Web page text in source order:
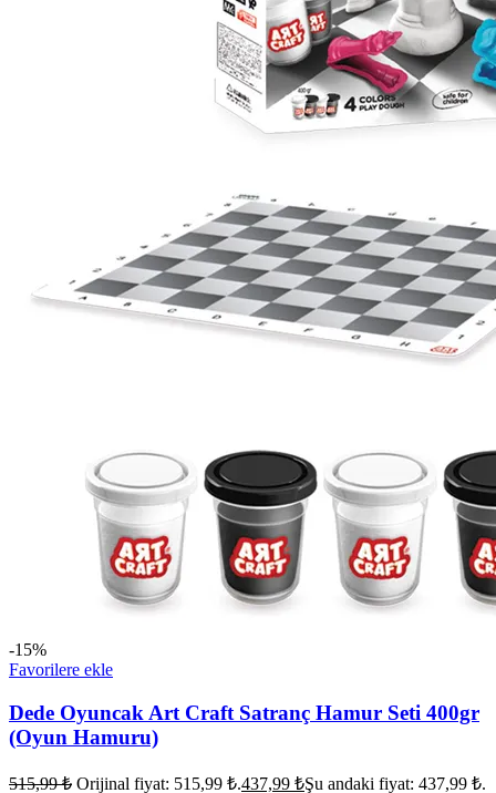
-15%
Favorilere ekle
Dede Oyuncak Art Craft Satranç Hamur Seti 400gr
(Oyun Hamuru)
515,99₺ Orijinal fiyat: 515,99 ₺.437,99 ₺Şu andaki fiyat: 437,99 ₺.